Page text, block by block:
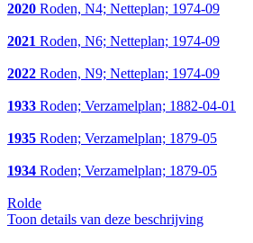
2020 Roden, N4; Netteplan; 1974-09
2021 Roden, N6; Netteplan; 1974-09
2022 Roden, N9; Netteplan; 1974-09
1933 Roden; Verzamelplan; 1882-04-01
1935 Roden; Verzamelplan; 1879-05
1934 Roden; Verzamelplan; 1879-05
Rolde
Toon details van deze beschrijving